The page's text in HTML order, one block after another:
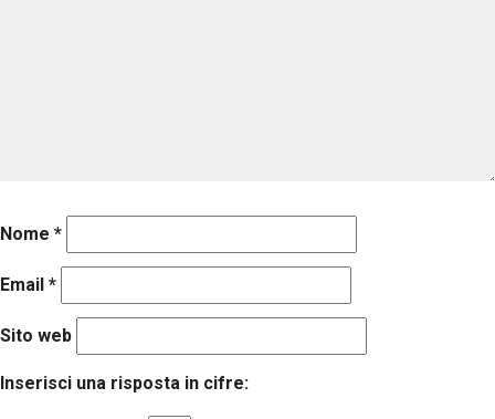
Nome *
Email *
Sito web
Inserisci una risposta in cifre: